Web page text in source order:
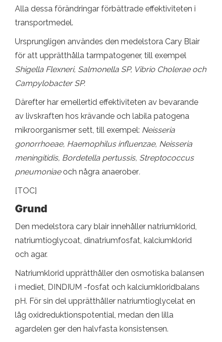
Alla dessa förändringar förbättrade effektiviteten i
transportmedel.
Ursprungligen användes den medelstora Cary Blair
för att upprätthålla tarmpatogener, till exempel
Shigella Flexneri, Salmonella SP, Vibrio Cholerae och
Campylobacter SP.
Därefter har emellertid effektiviteten av bevarande
av livskraften hos krävande och labila patogena
mikroorganismer sett, till exempel: Neisseria
gonorrhoeae, Haemophilus influenzae, Neisseria
meningitidis, Bordetella pertussis, Streptococcus
pneumoniaeoch några anaerober.
[TOC]
Grund
Den medelstora cary blair innehåller natriumklorid,
natriumtioglycoat, dinatriumfosfat, kalciumklorid
och agar.
Natriumklorid upprätthåller den osmotiska balansen
i mediet, DINDIUM -fosfat och kalciumkloridbalans
pH. För sin del upprätthåller natriumtioglycelat en
låg oxidreduktionspotential, medan den lilla
agardelen ger den halvfasta konsistensen.